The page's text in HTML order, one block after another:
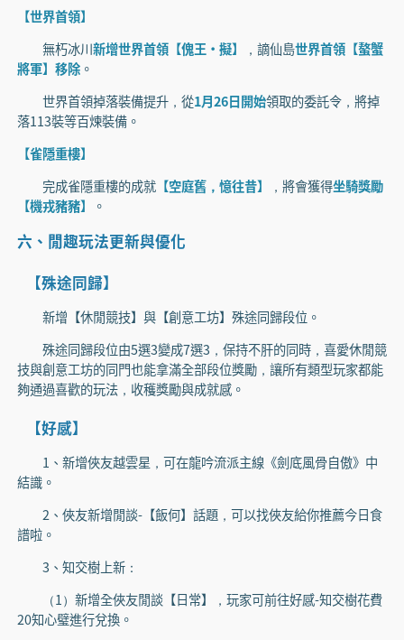
【世界首領】
無朽冰川新增世界首領【傀王·擬】 ，謫仙島世界首領【螯蟹
將軍】移除。
世界首領掉落裝備提升，從1月26日開始領取的委託令，將掉
落113裝等百煉裝備。
【雀隱重樓】
完成雀隱重樓的成就【空庭舊，憶往昔】 ，將會獲得坐騎獎勵
【機戎豬豬】
。
六、閒趣玩法更新與優化
【殊途同歸】
新增【休閒競技】與【創意工坊】殊途同歸段位。
殊途同歸段位由5選3變成7選3，保持不肝的同時，喜愛休閒競
技與創意工坊的同門也能拿滿全部段位獎勵，讓所有類型玩家都能
夠通過喜歡的玩法，收穫獎勵與成就感。
【好感】
1、新增俠友越雲星，可在龍吟流派主線《劍底風骨自傲》中
結識。
2、俠友新增閒談-【飯何】話題，可以找俠友給你推薦今日食
譜啦。
3、知交樹上新：
（1）新增全俠友閒談【日常】，玩家可前往好感-知交樹花費
20知心璧進行兌換。